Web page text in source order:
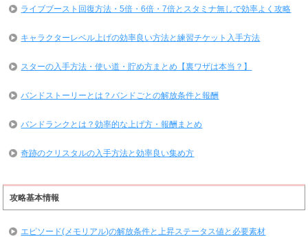
ライブブースト回復方法・5倍・6倍・7倍とスタミナ無しで効率よく攻略
キャラクターレベル上げの効率良い方法と練習チケット入手方法
スターの入手方法・使い道・貯め方まとめ【裏ワザは本当？】
バンドストーリーとは？バンドごとの解放条件と報酬
バンドランクとは？効率的な上げ方・報酬まとめ
奇跡のクリスタルの入手方法と効率良い集め方
攻略基本情報
エピソード(メモリアル)の解放条件と上昇ステータス値と必要素材